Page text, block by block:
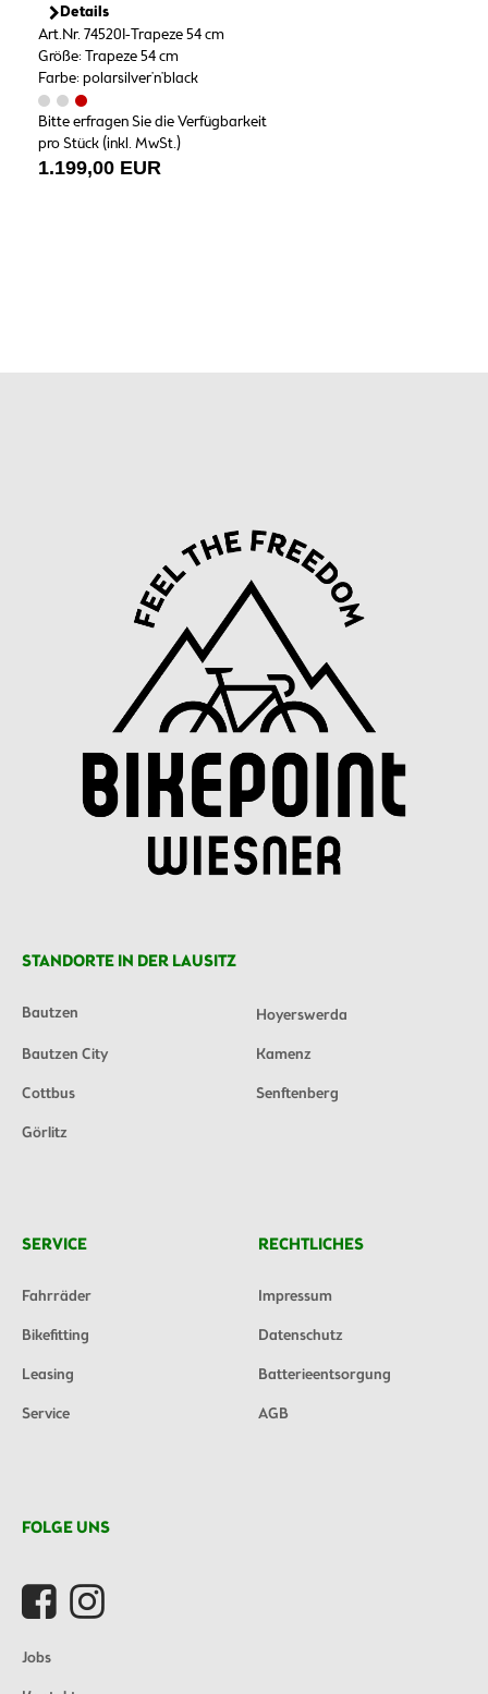
Details
Art.Nr. 745201-Trapeze 54 cm
Größe: Trapeze 54 cm
Farbe: polarsilver'n'black
Bitte erfragen Sie die Verfügbarkeit
pro Stück (inkl. MwSt.)
1.199,00 EUR
STANDORTE IN DER LAUSITZ
Bautzen
Hoyerswerda
Bautzen City
Kamenz
Cottbus
Senftenberg
Görlitz
SERVICE
Fahrräder
Bikefitting
Leasing
Service
RECHTLICHES
Impressum
Datenschutz
Batterieentsorgung
AGB
FOLGE UNS
Jobs